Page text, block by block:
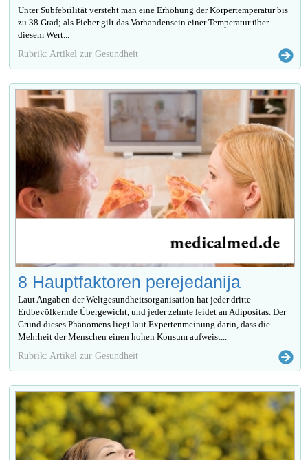
Unter Subfebrilität versteht man eine Erhöhung der Körpertemperatur bis
zu 38 Grad; als Fieber gilt das Vorhandensein einer Temperatur über
diesem Wert...
Rubrik: Artikel zur Gesundheit
8 Hauptfaktoren perejedanija
Laut Angaben der Weltgesundheitsorganisation hat jeder dritte
Erdbevölkernde Übergewicht, und jeder zehnte leidet an Adipositas. Der
Grund dieses Phänomens liegt laut Expertenmeinung darin, dass die
Mehrheit der Menschen einen hohen Konsum aufweist...
Rubrik: Artikel zur Gesundheit